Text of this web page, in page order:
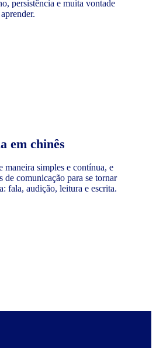
persistência e muita vontade
em chinês
maneira simples e contínua, e
de comunicação para se tornar
fala, audição, leitura e escrita.